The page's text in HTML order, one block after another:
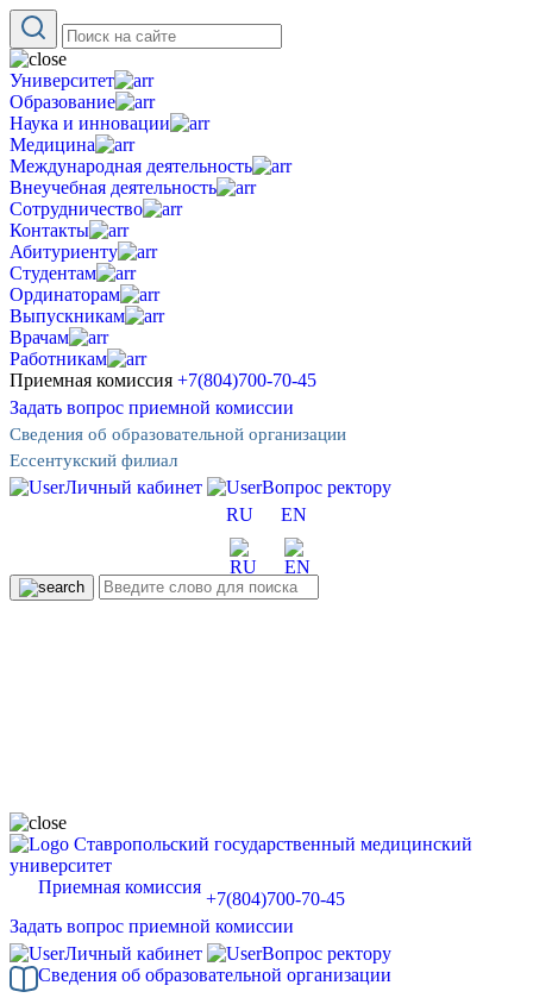
Университет
Образование
Наука и инновации
Медицина
Международная деятельность
Внеучебная деятельность
Сотрудничество
Контакты
Абитуриенту
Студентам
Ординаторам
Выпускникам
Врачам
Работникам
Приемная комиссия +7(804)700-70-45
Задать вопрос приемной комиссии
Сведения об образовательной организации
Ессентукский филиал
Личный кабинет
Вопрос ректору
RU
EN
Ставропольский государственный медицинский
университет
Приемная комиссия
+7(804)700-70-45
Задать вопрос приемной комиссии
Личный кабинет
Вопрос ректору
Сведения об образовательной организации